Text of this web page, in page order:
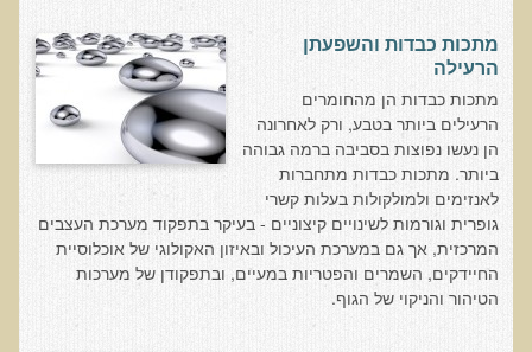
חיים ארוכים ובריאים
רכישת סדנת חיים ארוכים ובריאים
שאלות ותשובות מסדנת חיים ארוכים ובריאים
פליאו-אנתרופולוגיה ותזונת האדם
רכישת סדנת פליאו-אנתרופולוגיה ותזונת האדם
נפש בריאה במוח בריא
שאלות ותשובות מסדנת נפש בריאה במוח בריא
מתכות כבדות והשפעתן
הרעילה
מתכות כבדות הן מהחומרים
הרעילים ביותר בטבע, ורק לאחרונה
הן נעשו נפוצות בסביבה ברמה גבוהה
ביותר. מתכות כבדות מתחברות
לאנזימים ולמולקולות בעלות קשרי
גופרית וגורמות לשינויים קיצוניים - בעיקר בתפקוד מערכת העצבים
המרכזית, אך גם במערכת העיכול ובאיזון האקולוגי של אוכלוסיית
החיידקים, השמרים והפטריות במעיים, ובתפקודן של מערכות
הטיהור והניקוי של הגוף.